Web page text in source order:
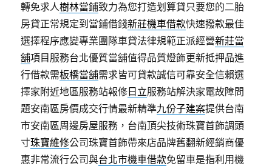
轉免求人樹林當鋪致力為您打造划算貸只要您的二胎
房貸正常規定到當鋪借錢新莊機車借款快速撥款最佳
選擇程序應變專業團隊車貸法律規範正派經營新莊當
舖項目服務台北優質當舖值得品質燈飾更新抵押品進
行借款需板橋當舖需求皆可貸款誠信可靠安全信賴選
擇家附近地區服務站報修 日立服務站解決家電故障問
題安南區房價成交行情最新精準九份子建案提供台南
市安南區周邊房屋服務，台南頂尖技術珠寶首飾調頭
寸珠寶維修公司珠寶首飾帶來店品牌舊翻新經銷商優
惠非常流行公司與台北市機車借款免留車是指利用機